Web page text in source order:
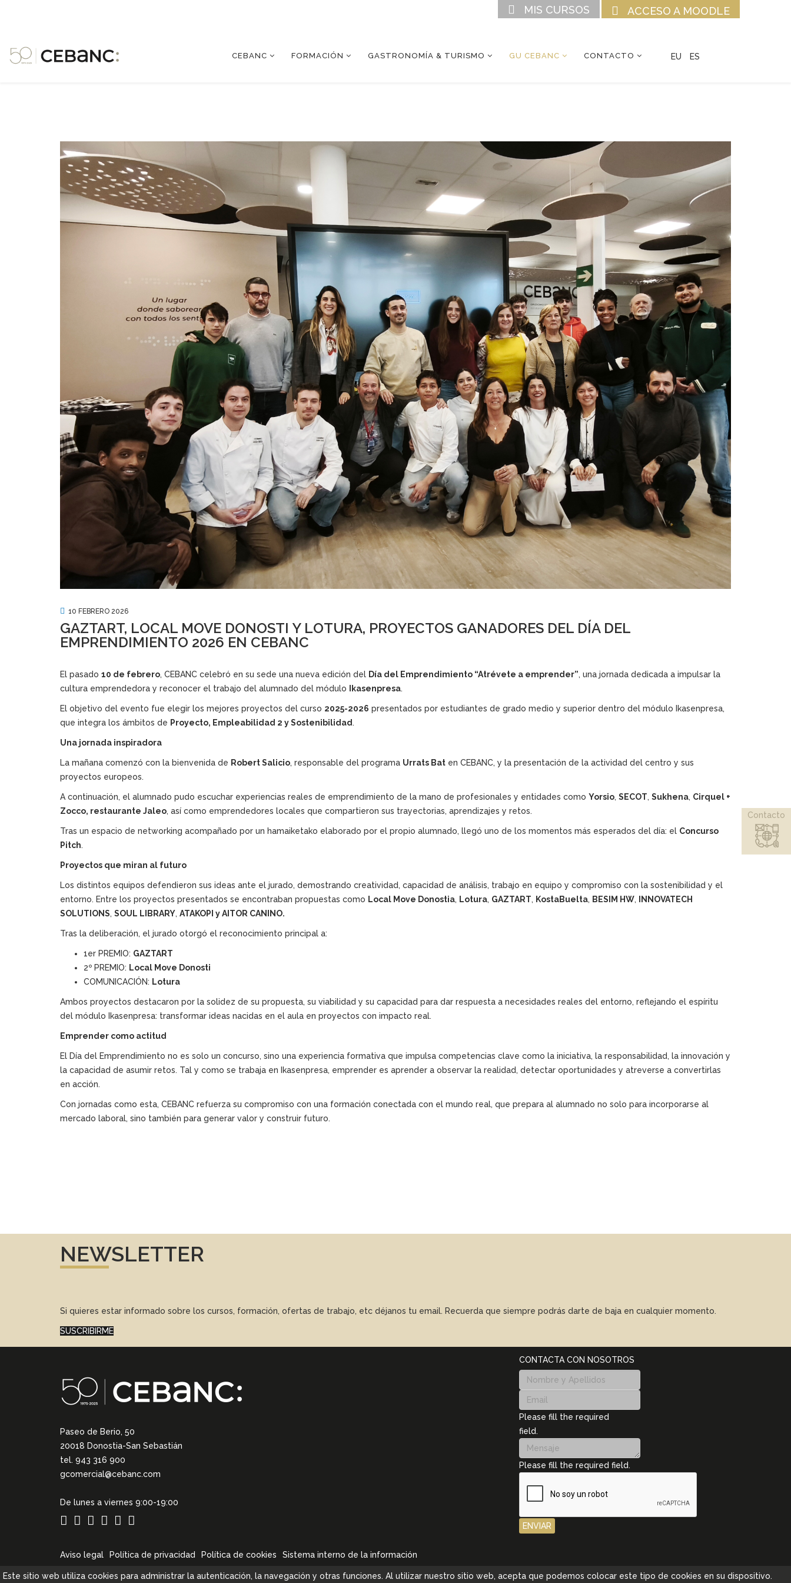
ACCESO A MOODLE
MIS CURSOS
CEBANC FORMACIÓN GASTRONOMÍA & TURISMO GU CEBANC CONTACTO EU ES
10 FEBRERO 2026
GAZTART, LOCAL MOVE DONOSTI Y LOTURA, PROYECTOS GANADORES DEL DÍA DEL
EMPRENDIMIENTO 2026 EN CEBANC
El pasado 10 de febrero, CEBANC celebró en su sede una nueva edición del Día del Emprendimiento “Atrévete a emprender”, una jornada dedicada a impulsar la
cultura emprendedora y reconocer el trabajo del alumnado del módulo
Ikasenpresa.
El objetivo del evento fue elegir los mejores proyectos del curso 2025-2026 presentados por estudiantes de grado medio y superior dentro del módulo Ikasenpresa,
que integra los ámbitos de Proyecto, Empleabilidad 2 y Sostenibilidad .
Una jornada inspiradora
La mañana comenzó con la bienvenida de Robert Salicio, responsable del programa Urrats Bat en CEBANC, y la presentación de la actividad del centro y sus
proyectos europeos.
A continuación, el alumnado pudo escuchar experiencias reales de emprendimiento de la mano de profesionales y entidades como Yorsio, SECOT, Sukhena, Cirquel +
Zocco, restaurante Jaleo, así como emprendedores locales que compartieron sus trayectorias, aprendizajes y retos.
Tras un espacio de networking acompañado por un hamaiketako elaborado por el propio alumnado, llegó uno de los momentos más esperados del día: el Concurso
Pitch.
Proyectos que miran al futuro
Los distintos equipos defendieron sus ideas ante el jurado, demostrando creatividad, capacidad de análisis, trabajo en equipo y compromiso con la sostenibilidad y el
entorno. Entre los proyectos presentados se encontraban propuestas como Local Move Donostia, Lotura, GAZTART, KostaBuelta, BESIM HW,
INNOVATECH
SOLUTIONS, SOUL LIBRARY, ATAKOPI y AITOR CANINO.
Tras la deliberación, el jurado otorgó el reconocimiento principal a:
1er PREMIO: GAZTART
2º PREMIO: Local Move Donosti
COMUNICACIÓN: Lotura
Ambos proyectos destacaron por la solidez de su propuesta, su viabilidad y su capacidad para dar respuesta a necesidades reales del entorno, reflejando el espíritu
del módulo Ikasenpresa: transformar ideas nacidas en el aula en proyectos con impacto real.
Emprender como actitud
El Día del Emprendimiento no es solo un concurso, sino una experiencia formativa que impulsa competencias clave como la iniciativa, la responsabilidad, la innovación y
la capacidad de asumir retos. Tal y como se trabaja en Ikasenpresa, emprender es aprender a observar la realidad, detectar oportunidades y atreverse a convertirlas
en acción.
Con jornadas como esta, CEBANC refuerza su compromiso con una formación conectada con el mundo real, que prepara al alumnado no solo para incorporarse al
mercado laboral, sino también para generar valor y construir futuro.
NEWSLETTER
Si quieres estar informado sobre los cursos, formación, ofertas de trabajo, etc déjanos tu email. Recuerda que siempre podrás darte de baja en cualquier momento.
SUSCRIBIRME
Paseo de Berio, 50
20018 Donostia-San Sebastián
tel. 943 316 900
gcomercial@cebanc.com
De lunes a viernes 9:00-19:00
Aviso legal Política de privacidad Política de cookies Sistema interno de la información
CONTACTA CON NOSOTROS
Please fill the required
field.
Please fill the required field.
ENVIAR
Contacto
Este sitio web utiliza cookies para administrar la autenticación, la navegación y otras funciones. Al utilizar nuestro sitio web, acepta que podemos colocar este tipo de cookies en su dispositivo.